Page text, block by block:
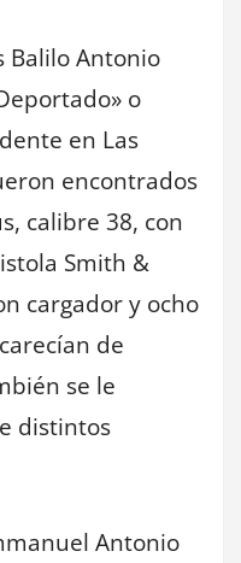
Balilo Antonio
o
en Las
encontrados
calibre 38, con
Smith &
cargador y ocho
de
se le
distintos
Antonio